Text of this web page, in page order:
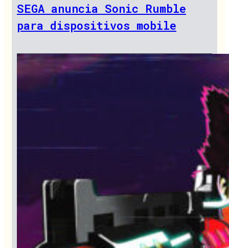
SEGA anuncia Sonic Rumble
para dispositivos mobile